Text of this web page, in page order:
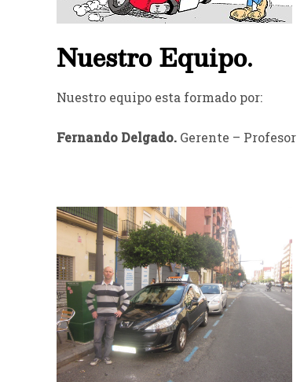
Nuestro Equipo.
Nuestro equipo esta formado por:
Fernando Delgado. Gerente – Profesor